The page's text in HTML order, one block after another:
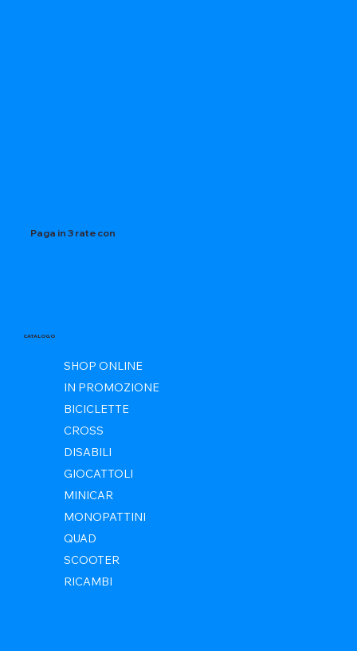
Paga in 3 rate con
CATALOGO
SHOP ONLINE
IN PROMOZIONE
BICICLETTE
CROSS
DISABILI
GIOCATTOLI
MINICAR
MONOPATTINI
QUAD
SCOOTER
RICAMBI